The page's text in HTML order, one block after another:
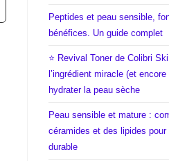
Peptides et peau sensible,
bénéfices. Un guide complet
⭐ Revival Toner de Colibri
l’ingrédient miracle (et
hydrater la peau sèche
Peau sensible et mature :
céramides et des lipides pour
durable